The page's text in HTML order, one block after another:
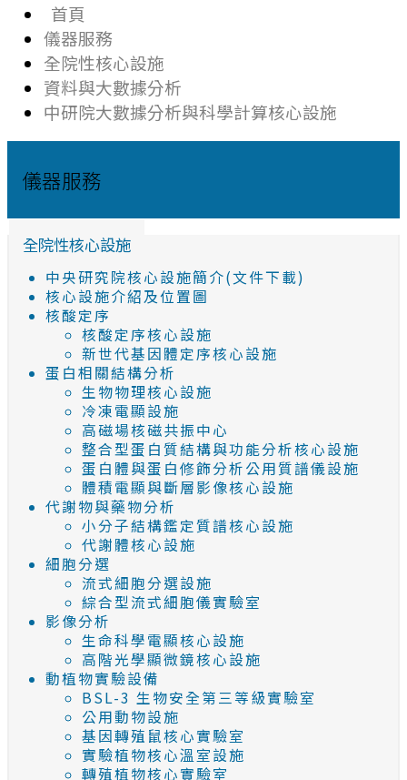
首頁
儀器服務
全院性核心設施
資料與大數據分析
中研院大數據分析與科學計算核心設施
儀器服務
全院性核心設施
中央研究院核心設施簡介(文件下載)
核心設施介紹及位置圖
核酸定序
核酸定序核心設施
新世代基因體定序核心設施
蛋白相關結構分析
生物物理核心設施
冷凍電顯設施
高磁場核磁共振中心
整合型蛋白質結構與功能分析核心設施
蛋白體與蛋白修飾分析公用質譜儀設施
體積電顯與斷層影像核心設施
代謝物與藥物分析
小分子結構鑑定質譜核心設施
代謝體核心設施
細胞分選
流式細胞分選設施
綜合型流式細胞儀實驗室
影像分析
生命科學電顯核心設施
高階光學顯微鏡核心設施
動植物實驗設備
BSL-3 生物安全第三等級實驗室
公用動物設施
基因轉殖鼠核心實驗室
實驗植物核心溫室設施
轉殖植物核心實驗室